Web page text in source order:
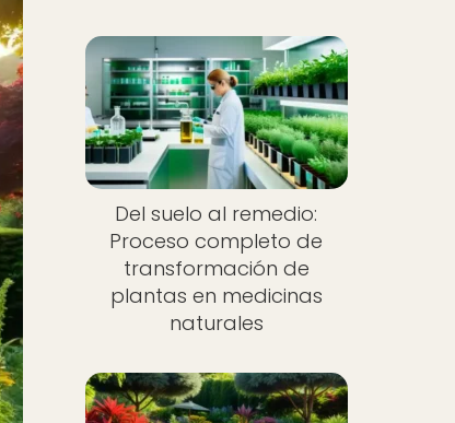
Del suelo al remedio:
Proceso completo de
transformación de
plantas en medicinas
naturales